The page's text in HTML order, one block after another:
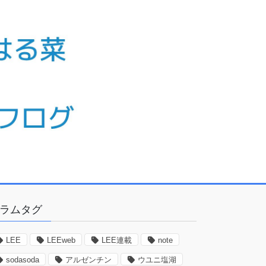
ムタグ
LEE LEEweb LEE連載 note
sodasoda アルゼンチン ウユニ塩湖